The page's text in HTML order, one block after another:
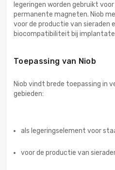
legeringen worden gebruikt
permanente magneten. Niob
voor de productie van sieraden
biocompatibiliteit bij
Toepassing van Niob
Niob vindt brede toepassing in
gebieden:
als legeringselement voor
voor de productie van